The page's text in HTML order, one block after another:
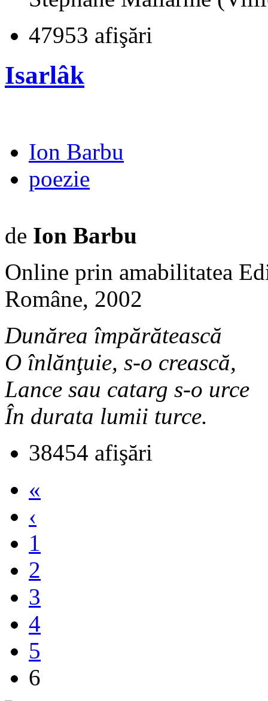
47953 afişări
Isarlâk
Ion Barbu
poezie
de Ion Barbu
Online prin amabilitatea
Române, 2002
Dunărea împărătească
O înlănţuie, s-o crească,
Lance sau catarg s-o urce
În durata lumii turce.
38454 afişări
«
‹
1
2
3
4
5
6